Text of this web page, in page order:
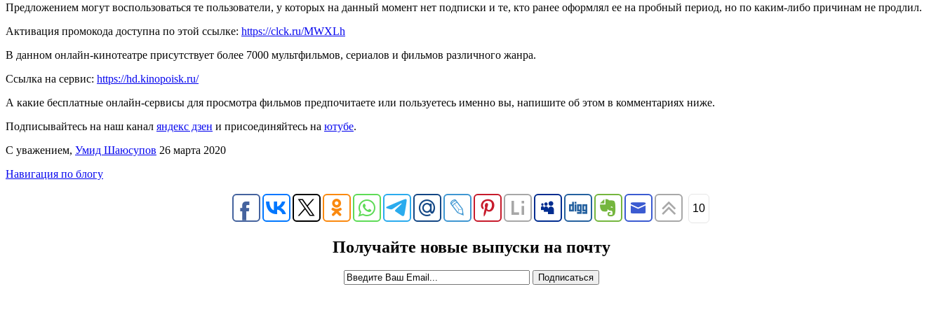
Предложением могут воспользоваться те пользователи, у которых на данный момент нет подписки и те, кто ранее оформлял ее на пробный период, но по каким-либо причинам не продлил.
Активация промокода доступна по этой ссылке: https://clck.ru/MWXLh
В данном онлайн-кинотеатре присутствует более 7000 мультфильмов, сериалов и фильмов различного жанра.
Ссылка на сервис: https://hd.kinopoisk.ru/
А какие бесплатные онлайн-сервисы для просмотра фильмов предпочитаете или пользуетесь именно вы, напишите об этом в комментариях ниже.
Подписывайтесь на наш канал яндекс дзен и присоединяйтесь на ютубе.
С уважением, Умид Шаюсупов 26 марта 2020
Навигация по блогу
10
Получайте новые выпуски на почту